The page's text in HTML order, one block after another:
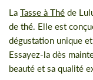
LaTasse àThé de
dethé. Elle est
dégustation unique
Essayez-la dès
beauté et sa qualité